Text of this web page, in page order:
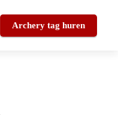
Archery tag huren